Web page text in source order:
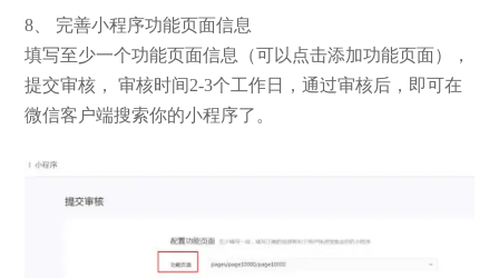
8、 完善小程序功能页面信息
填写至少一个功能页面信息（可以点击添加功能页面），
提交审核， 审核时间2-3个工作日，通过审核后，即可在
微信客户端搜索你的小程序了。